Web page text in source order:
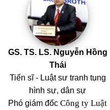
GS. TS. LS. Nguyễn Hồng
Thái
Tiến sĩ - Luật sư tranh tụng
hình sự, dân sự
Phó giám đốc Công ty Luật